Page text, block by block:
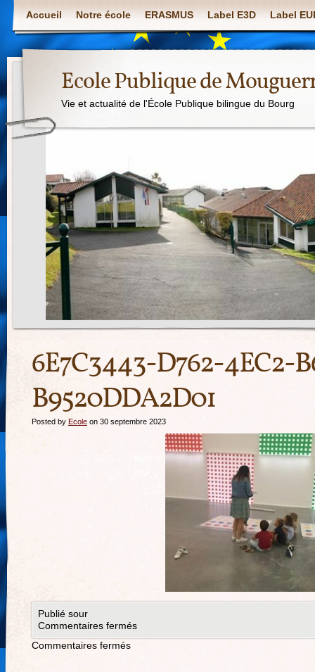
Accueil Notre école ERASMUS Label E3D Label
Ecole Publique de
Vie et actualité de l'École Publique bilingue du Bourg
6E7C3443-D762-4EC2-
B9520DDA2D01
Posted by Ecole on 30 septembre 2023
Publié sour
Commentaires fermés
Commentaires fermés